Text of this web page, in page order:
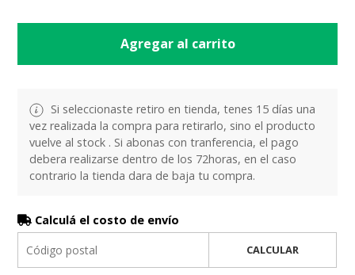
Agregar al carrito
Si seleccionaste retiro en tienda, tenes 15 días una
vez realizada la compra para retirarlo, sino el producto
vuelve al stock . Si abonas con tranferencia, el pago
debera realizarse dentro de los 72horas, en el caso
contrario la tienda dara de baja tu compra.
Calculá el costo de envío
CALCULAR